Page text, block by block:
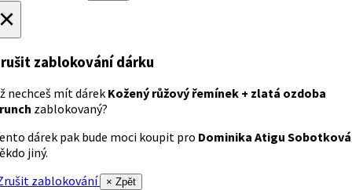
zablokování dárku
nechceš mít dárek Kožený růžový řemínek + zlatá ozdoba
zablokovaný?
dárek pak bude moci koupit pro Dominika Atigu Sobotková
jiný.
zablokování
× Zpět